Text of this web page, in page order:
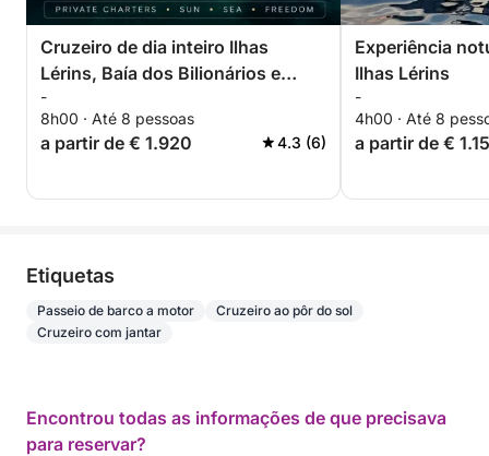
Cruzeiro de dia inteiro Ilhas
Lérins, Baía dos Bilionários e
Théoule-sur-Mer
-
8h00 · Até 8 pessoas
a partir de € 1.920 4.3 (6)
Experiência
Ilhas Lérins
-
4h00 · Até 8
a partir de €
Etiquetas
Passeio de barco a motor
Cruzeiro ao pôr do sol
Cruzeiro com jantar
Encontrou todas as informações de que precisava
para reservar?